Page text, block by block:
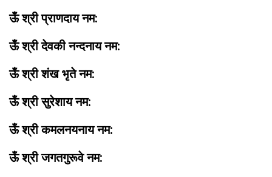
ऊँ श्री प्राणदाय नम:
ऊँ श्री देवकी नन्दनाय नम:
ऊँ श्री शंख भृते नम:
ऊँ श्री सुरेशाय नम:
ऊँ श्री कमलनयनाय नम:
ऊँ श्री जगतगुरूवे नम: